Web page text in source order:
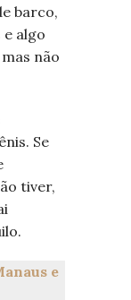
barco,
algo
não
Se
tiver,
e